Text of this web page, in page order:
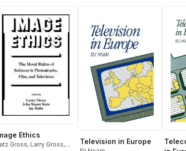
Ethics
Gross, Larry Gross,
Television in Europe